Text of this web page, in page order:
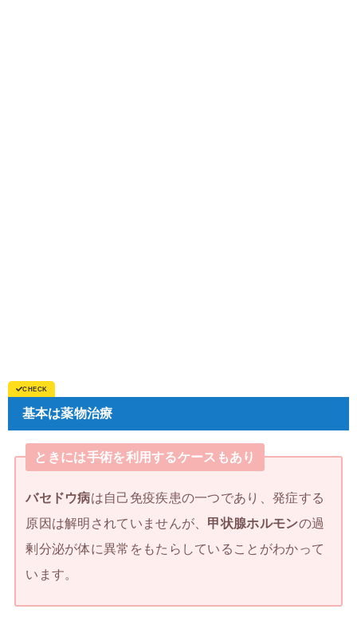
基本は薬物治療
ときには手術を利用するケースもあり
バセドウ病は自己免疫疾患の一つであり、発症する
原因は解明されていませんが、 甲状腺ホルモンの過
剰分泌が体に異常をもたらしていることがわかって
います。